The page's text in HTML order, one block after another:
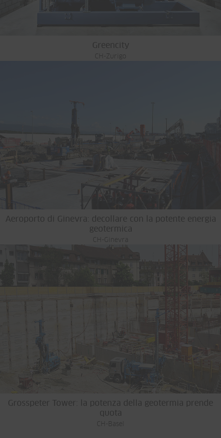
Greencity
CH-Zurigo
Aeroporto di Ginevra: decollare con la potente energia
geotermica
CH-Ginevra
Grosspeter Tower: la potenza della geotermia prende
quota
CH-Basel